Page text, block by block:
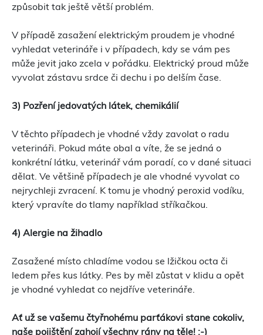
způsobit tak ještě větší problém.
V případě zasažení elektrickým proudem je vhodné
vyhledat veterináře i v případech, kdy se vám pes
může jevit jako zcela v pořádku. Elektrický proud může
vyvolat zástavu srdce či dechu i po delším čase.
3) Pozření jedovatých látek, chemikálií
V těchto případech je vhodné vždy zavolat o radu
veterináři. Pokud máte obal a víte, že se jedná o
konkrétní látku, veterinář vám poradí, co v dané situaci
dělat. Ve většině případech je ale vhodné vyvolat co
nejrychleji zvracení. K tomu je vhodný peroxid vodíku,
který vpravíte do tlamy například stříkačkou.
4) Alergie na žihadlo
Zasažené místo chladíme vodou se lžičkou octa či
ledem přes kus látky. Pes by měl zůstat v klidu a opět
je vhodné vyhledat co nejdříve veterináře.
Ať už se vašemu čtyřnohému parťákovi stane cokoliv,
naše pojištění zahojí všechny rány na těle! :-)